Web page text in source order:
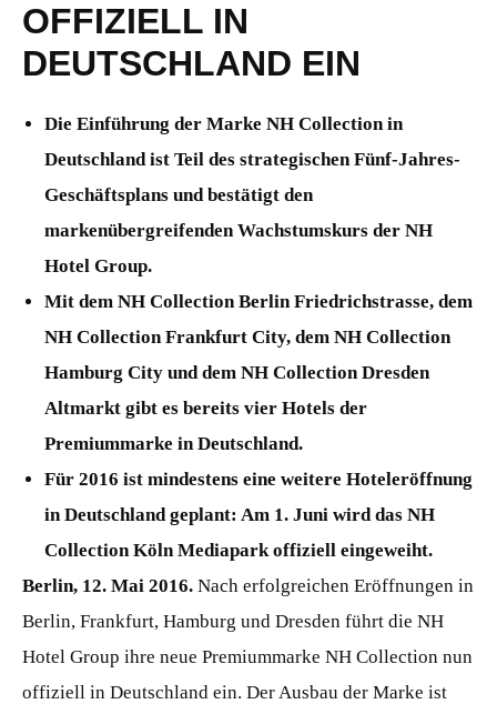
OFFIZIELL IN
DEUTSCHLAND EIN
Die Einführung der Marke NH Collection in
Deutschland ist Teil des strategischen Fünf-Jahres-
Geschäftsplans und bestätigt den
markenübergreifenden Wachstumskurs der NH
Hotel Group.
Mit dem NH Collection Berlin Friedrichstrasse, dem
NH Collection Frankfurt City, dem NH Collection
Hamburg City und dem NH Collection Dresden
Altmarkt gibt es bereits vier Hotels der
Premiummarke in Deutschland.
Für 2016 ist mindestens eine weitere Hoteleröffnung
in Deutschland geplant: Am 1. Juni wird das NH
Collection Köln Mediapark offiziell eingeweiht.
Berlin, 12. Mai 2016. Nach erfolgreichen Eröffnungen in
Berlin, Frankfurt, Hamburg und Dresden führt die NH
Hotel Group ihre neue Premiummarke NH Collection nun
offiziell in Deutschland ein. Der Ausbau der Marke ist